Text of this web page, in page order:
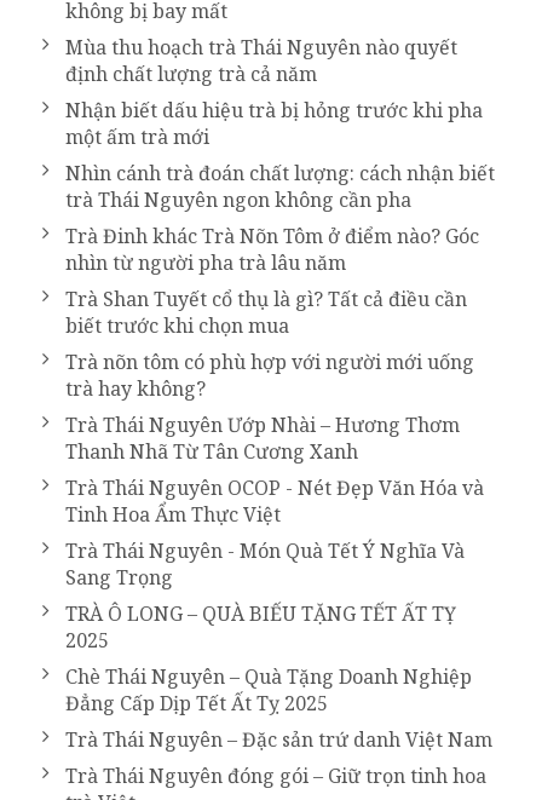
không bị bay mất
Mùa thu hoạch trà Thái Nguyên nào quyết
định chất lượng trà cả năm
Nhận biết dấu hiệu trà bị hỏng trước khi pha
một ấm trà mới
Nhìn cánh trà đoán chất lượng: cách nhận biết
trà Thái Nguyên ngon không cần pha
Trà Đinh khác Trà Nõn Tôm ở điểm nào? Góc
nhìn từ người pha trà lâu năm
Trà Shan Tuyết cổ thụ là gì? Tất cả điều cần
biết trước khi chọn mua
Trà nõn tôm có phù hợp với người mới uống
trà hay không?
Trà Thái Nguyên Ướp Nhài – Hương Thơm
Thanh Nhã Từ Tân Cương Xanh
Trà Thái Nguyên OCOP - Nét Đẹp Văn Hóa và
Tinh Hoa Ẩm Thực Việt
Trà Thái Nguyên - Món Quà Tết Ý Nghĩa Và
Sang Trọng
TRÀ Ô LONG – QUÀ BIẾU TẶNG TẾT ẤT TỴ
2025
Chè Thái Nguyên – Quà Tặng Doanh Nghiệp
Đẳng Cấp Dịp Tết Ất Tỵ 2025
Trà Thái Nguyên – Đặc sản trứ danh Việt Nam
Trà Thái Nguyên đóng gói – Giữ trọn tinh hoa